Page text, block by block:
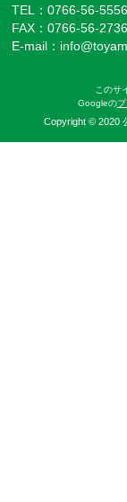
TEL：0766-56-5556
FAX：0766-56-2736
E-mail：
このサ
Googleの
Copyright © 2020